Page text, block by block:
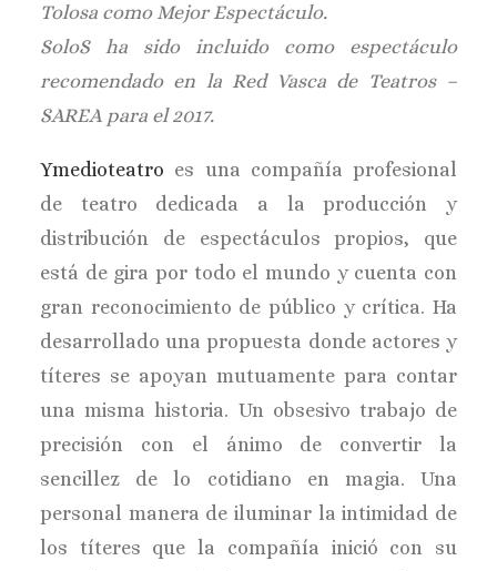
Tolosa como Mejor Espectáculo.
SoloS ha sido incluido como espectáculo
recomendado en la Red Vasca de Teatros –
SAREA para el 2017.
Ymedioteatro es una compañía profesional
de teatro dedicada a la producción y
distribución de espectáculos propios, que
está de gira por todo el mundo y cuenta con
gran reconocimiento de público y crítica. Ha
desarrollado una propuesta donde actores y
títeres se apoyan mutuamente para contar
una misma historia. Un obsesivo trabajo de
precisión con el ánimo de convertir la
sencillez de lo cotidiano en magia. Una
personal manera de iluminar la intimidad de
los títeres que la compañía inició con su